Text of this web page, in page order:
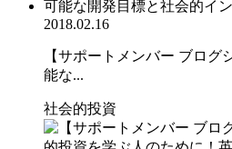
2018.02.16
【サポートメンバー ブログ
能な...
社会的投資